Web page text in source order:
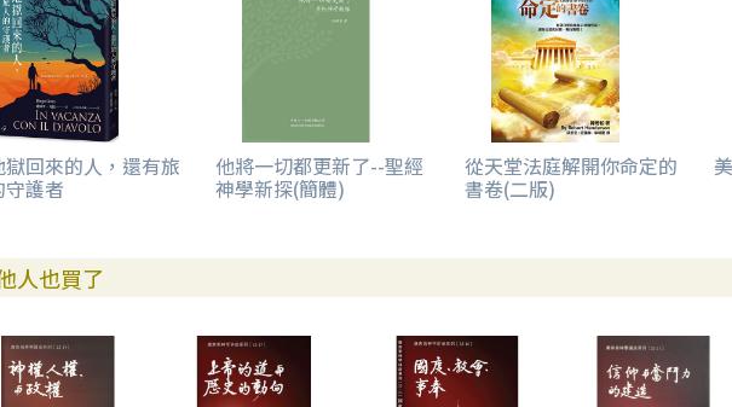
獄回來的人，還有旅
護者
他將一切都更新了--聖經
神學新探(簡體)
從天堂法庭解開你命定的
書卷(二版)
人也買了